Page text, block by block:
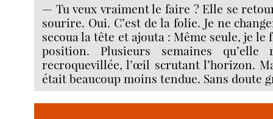
— Tu veux vraiment le faire ? Elle se
sourire. Oui. C’est de la folie. Je ne
secoua la tête et ajouta : Même seule, je
position. Plusieurs semaines qu’elle
recroquevillée, l’œil scrutant l’horizon.
était beaucoup moins tendue. Sans doute